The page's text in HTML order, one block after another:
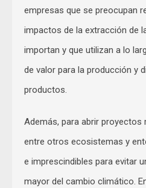
empresas que se preocupan
impactos de la extracción de
importan y que utilizan a lo
de valor para la producción y
productos.
Además, para abrir proyectos
entre otros ecosistemas y
e imprescindibles para evitar
mayor del cambio climático.